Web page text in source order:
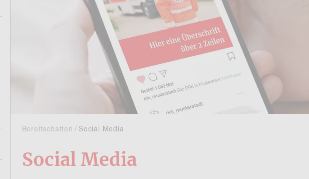
Bereitschaften Social Media
Social Media